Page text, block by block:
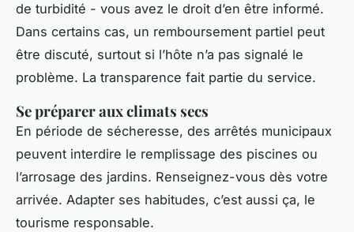
de turbidité - vous avez le droit d’en être informé.
Dans certains cas, un remboursement partiel peut
être discuté, surtout si l’hôte n’a pas signalé le
problème. La transparence fait partie du service.
Se préparer aux climats secs
En période de sécheresse, des arrêtés municipaux
peuvent interdire le remplissage des piscines ou
l’arrosage des jardins. Renseignez-vous dès votre
arrivée. Adapter ses habitudes, c’est aussi ça, le
tourisme responsable.